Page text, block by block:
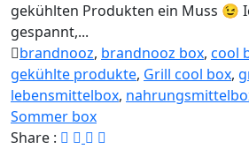
gekühlten Produkten ein Muss 😉
gespannt,...
brandnooz, brandnooz box, cool
gekühlte produkte, Grill cool box,
lebensmittelbox,
Sommer box
Share :